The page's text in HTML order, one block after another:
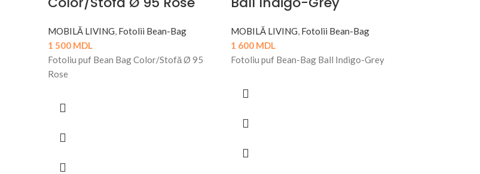
MOBILĂ LIVING, Fotolii Bean-Bag
1 500 MDL
Fotoliu puf Bean Bag Color/Stofă Ø 95
Rose
MOBILĂ LIVING, Fotolii Bean-Bag
1 600 MDL
Fotoliu puf Bean-Bag Ball Indigo-Grey